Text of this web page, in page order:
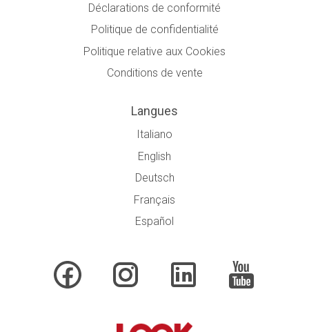
Déclarations de conformité
Politique de confidentialité
Politique relative aux Cookies
Conditions de vente
Langues
Italiano
English
Deutsch
Français
Español